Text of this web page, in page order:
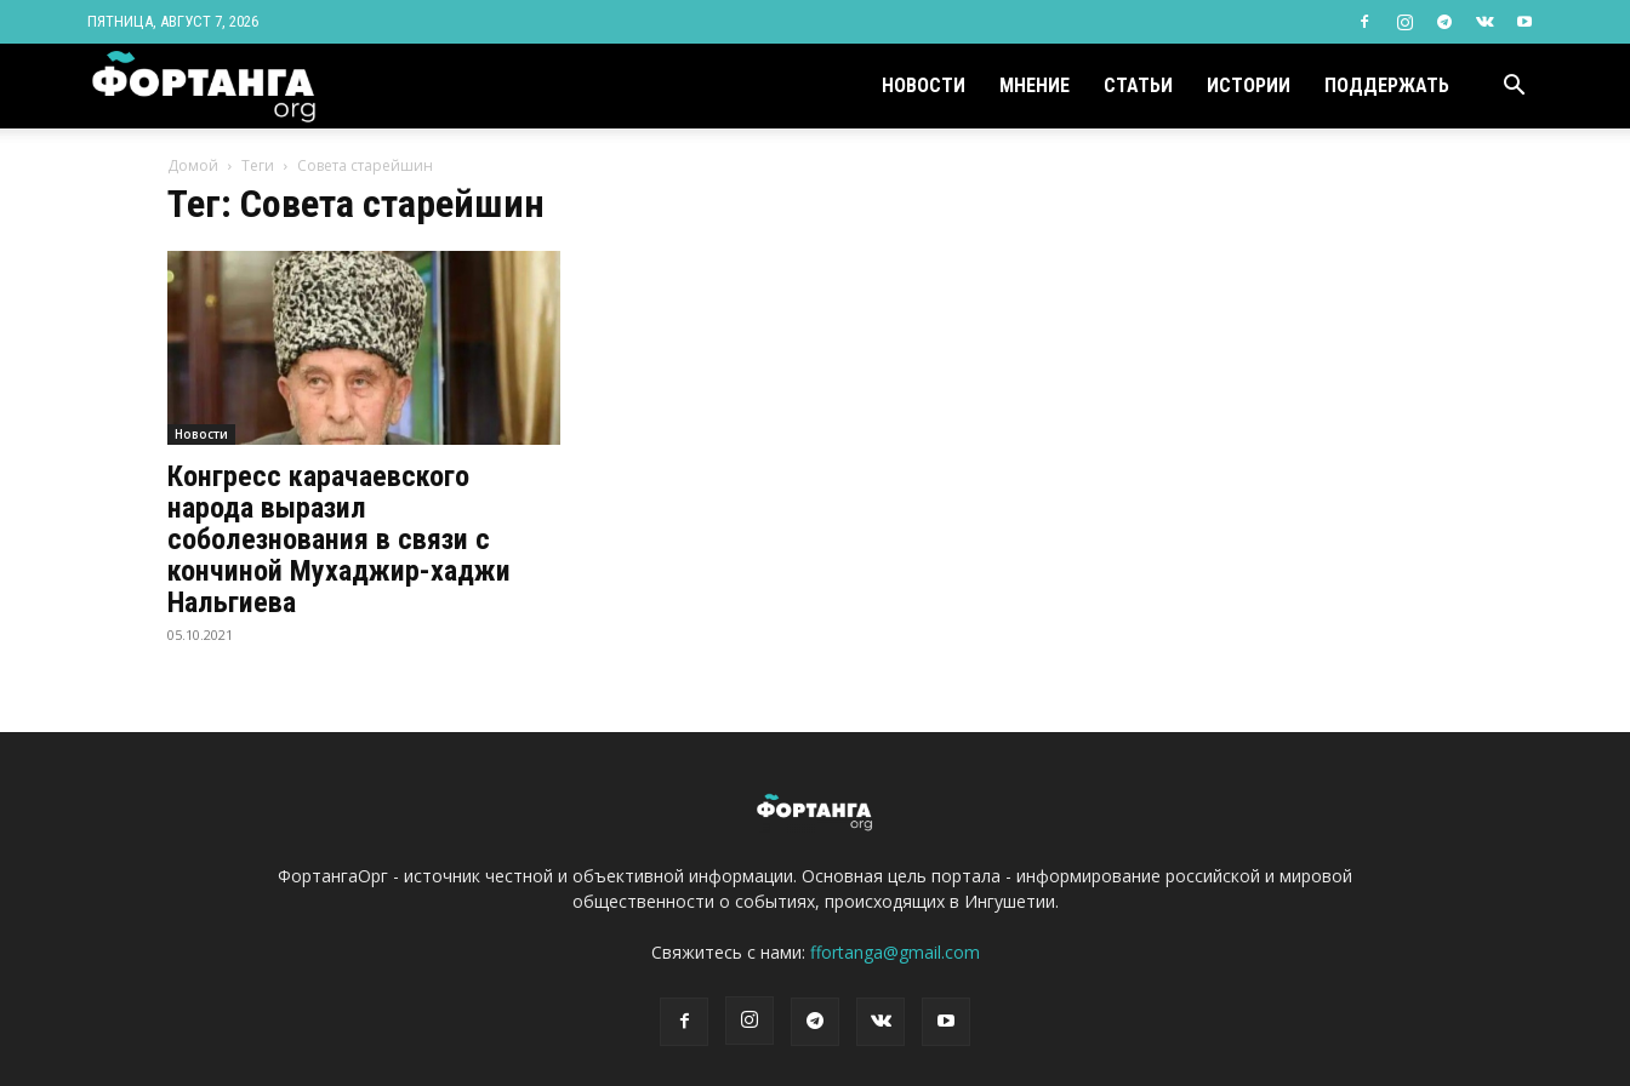
ПЯТНИЦА, АВГУСТ 7, 2026
Ингушетии
Фортанга
орг
НОВОСТИ МНЕНИЕ СТАТЬИ ИСТОРИИ ПОДДЕРЖАТЬ
Домой Теги Совета старейшин
Тег: Совета старейшин
Новости
Конгресс карачаевского
народа выразил
соболезнования в связи с
кончиной Мухаджир-хаджи
Нальгиева
05.10.2021
ФортангаОрг - источник честной и объективной информации. Основная цель портала - информирование российской и мировой
общественности о событиях, происходящих в Ингушетии.
Свяжитесь с нами: ffortanga@gmail.com